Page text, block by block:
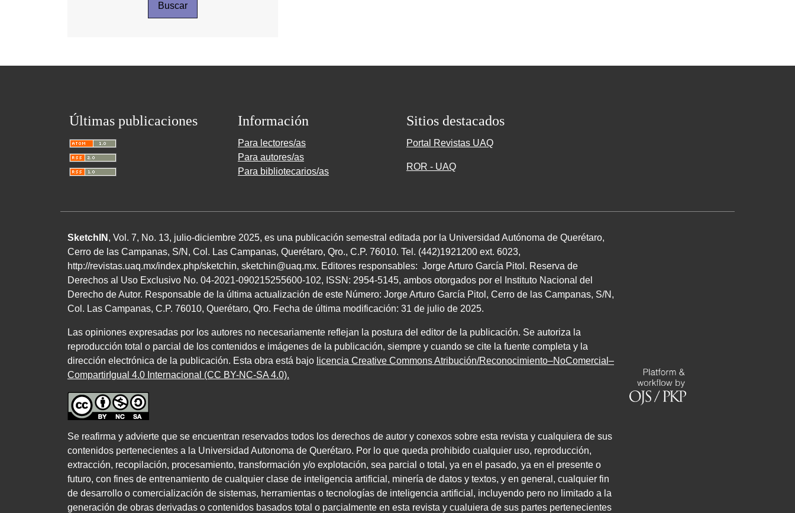
Buscar
Últimas publicaciones Información
Para lectores/as
Para autores/as
Para bibliotecarios/as
Sitios destacados
Portal Revistas UAQ
ROR - UAQ
SketchIN , Vol. 7, No. 13, julio-diciembre 2025, es una publicación semestral editada por la Universidad Autónoma de Querétaro,
Cerro de las Campanas, S/N , Col. Las Campanas, Querétaro, Qro., C.P. 76010. Tel. (442)1921200 ext. 6023,
http://revistas.uaq.mx/index.php/sketchin, sketchin@uaq.mx. Editores responsables: Jorge Arturo García Pitol. Reserva de
Derechos al Uso Exclusivo No. 04-2021-090215255600-102, ISSN : 2954-5145, ambos otorgados por el Instituto Nacional del
Derecho de Autor. Responsable de la última actualización de este Número: Jorge Arturo García Pitol, Cerro de las Campanas, S/N ,
Col. Las Campanas, C.P. 76010, Querétaro, Qro. Fecha de última modificación: 31 de julio de 2025.
Las opiniones expresadas por los autores no necesariamente reflejan la postura del editor de la publicación. Se autoriza la
reproducción total o parcial de los contenidos e imágenes de la publicación, siempre y cuando se cite la fuente completa y la
dirección electrónica de la publicación. Esta obra está bajo licencia Creative Commons Atribución/Reconocimiento–NoComercial–
CompartirIgual 4.0 Internacional (CC BY-NC-SA 4.0).
Se reafirma y advierte que se encuentran reservados todos los derechos de autor y conexos sobre esta revista y cualquiera de sus
contenidos pertenecientes a la Universidad Autonoma de Querétaro. Por lo que queda prohibido cualquier uso, reproducción,
extracción, recopilación, procesamiento, transformación y/o explotación, sea parcial o total, ya en el pasado, ya en el presente o
futuro, con fines de entrenamiento de cualquier clase de inteligencia artificial, minería de datos y textos, y en general, cualquier fin
de desarrollo o comercialización de sistemas, herramientas o tecnologías de inteligencia artificial, incluyendo pero no limitado a la
generación de obras derivadas o contenidos basados total o parcialmente en esta revista y cualuiera de sus partes pertenecientes